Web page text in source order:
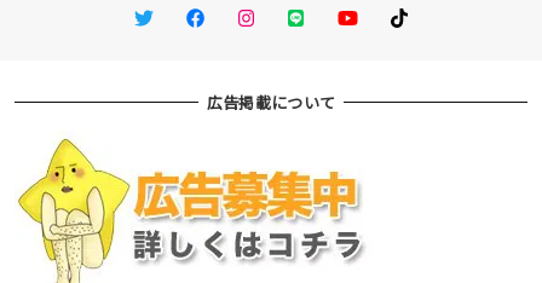
TwitterFacebookInstagram
LINE You TubeTikTok
広告掲載について